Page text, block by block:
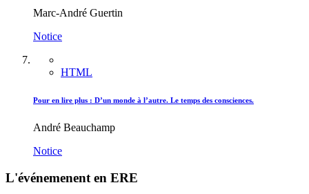
Marc-André Guertin
Notice
HTML
Pour en lire plus : D’un monde à l’autre. Le temps des consciences.
André Beauchamp
Notice
L'événemenent en ERE